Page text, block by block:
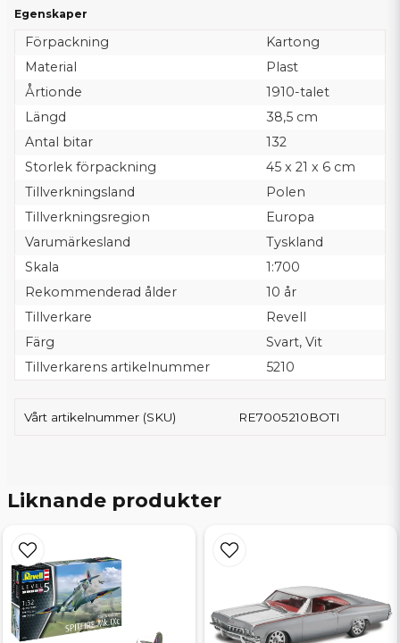
Egenskaper
Förpackning
Kartong
Material
Plast
Årtionde
1910-talet
Längd
38,5 cm
Antal bitar
132
Storlek förpackning
45 x 21 x 6 cm
Tillverkningsland
Polen
Tillverkningsregion
Europa
Varumärkesland
Tyskland
Skala
1:700
Rekommenderad ålder
10 år
Tillverkare
Revell
Färg
Svart, Vit
Tillverkarens artikelnummer
5210
Vårt artikelnummer (SKU) RE7005210BOTI
Liknande produkter